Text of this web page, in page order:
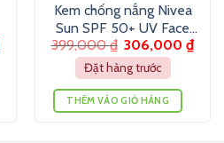
Kem chống nắng Nivea
Sun SPF 50+ UV Face
Shine Control 50ml
399,000₫ 306,000₫
Đặt hàng trước
THÊM VÀO GIỎ HÀNG